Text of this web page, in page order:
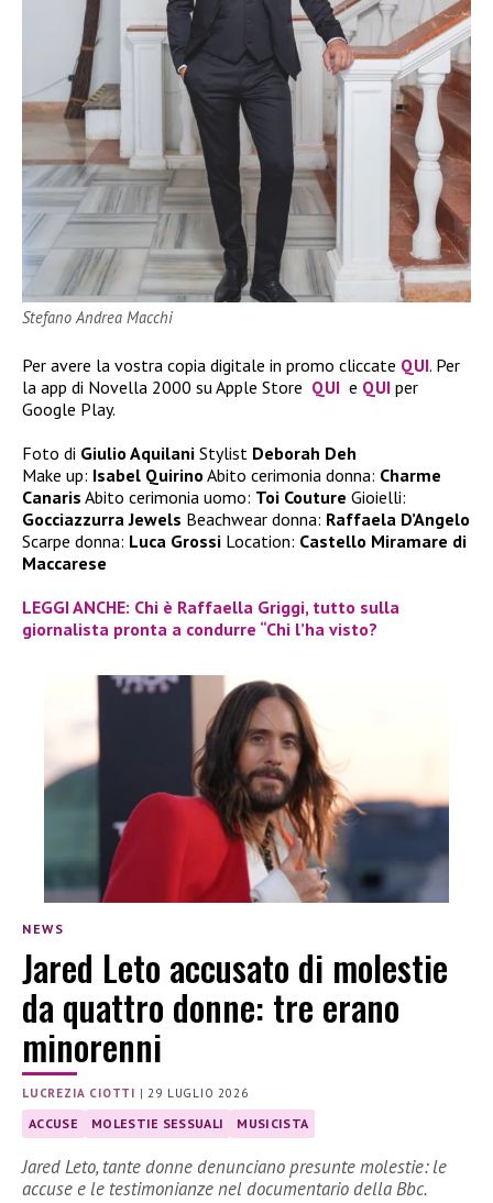
Stefano Andrea Macchi
Per avere la vostra copia digitale in promo cliccate QUI. Per
la app di Novella 2000 su Apple Store QUI e QUI per
Google Play.
Foto di Giulio Aquilani Stylist Deborah Deh
Make up: Isabel Quirino Abito cerimonia donna: Charme
Canaris Abito cerimonia uomo: Toi Couture Gioielli:
Gocciazzurra Jewels Beachwear donna: Raffaela D’Angelo
Scarpe donna: Luca Grossi Location: Castello Miramare di
Maccarese
LEGGI ANCHE: Chi è Raffaella Griggi, tutto sulla
giornalista pronta a condurre “Chi l’ha visto?
NEWS
Jared Leto accusato di molestie
da quattro donne: tre erano
minorenni
LUCREZIA CIOTTI | 29 LUGLIO 2026
ACCUSE MOLESTIE SESSUALI MUSICISTA
Jared Leto, tante donne denunciano presunte molestie: le
accuse e le testimonianze nel documentario della Bbc.